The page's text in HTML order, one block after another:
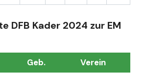
DFB Kader 2024 zur EM
Geb. Verein